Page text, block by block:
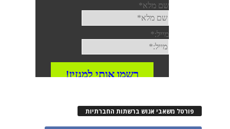
פורטל משאבי אנוש ברשתות החברתיות